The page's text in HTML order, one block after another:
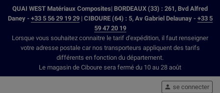
QUAI WEST Matériaux Composites| BORDEAUX (33) : 261, Bvd Alfred
Daney - +33 5 56 29 19 29| CIBOURE (64) : 5, Av Gabriel Delaunay - +33 5
59 47 20 19
Lorsque vous souhaitez connaitre le tarif d'expédition, il faut renseigner
votre adresse postale car nos transporteurs appliquent des tarifs
différents en fonction du département.
Le magasin de Ciboure sera fermé du 10 au 28 août
 se connecter